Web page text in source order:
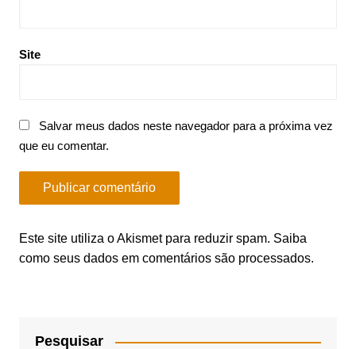
Site
Salvar meus dados neste navegador para a próxima vez
que eu comentar.
Este site utiliza o Akismet para reduzir spam. Saiba
como seus dados em comentários são processados.
Pesquisar